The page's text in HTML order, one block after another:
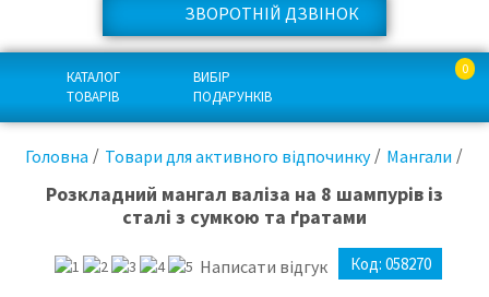
ЗВОРОТНІЙ ДЗВІНОК
КАТАЛОГ
ТОВАРІВ
ВИБІР
ПОДАРУНКІВ
0
Головна Товари для активного відпочинку Мангали
Розкладний мангал валіза на 8 шампурів із
сталі з сумкою та ґратами
Написати відгук Код: 058270